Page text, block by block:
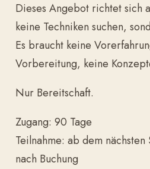
Dieses Angebot richtet sich
keine Techniken suchen,
Es braucht keine
Vorbereitung, keine
Nur Bereitschaft.
Zugang: 90 Tage
Teilnahme: ab dem nächsten
nach Buchung